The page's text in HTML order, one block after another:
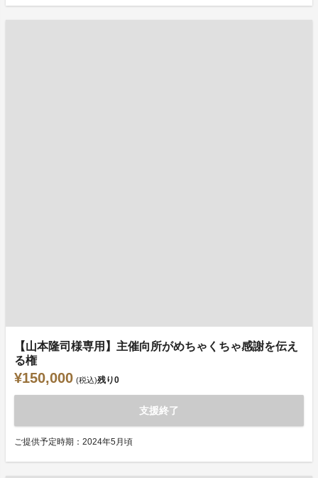
【山本隆司様専用】主催向所がめちゃくちゃ感謝を伝え
る権
¥150,000 (税込)残り0
支援終了
ご提供予定時期：2024年5月頃